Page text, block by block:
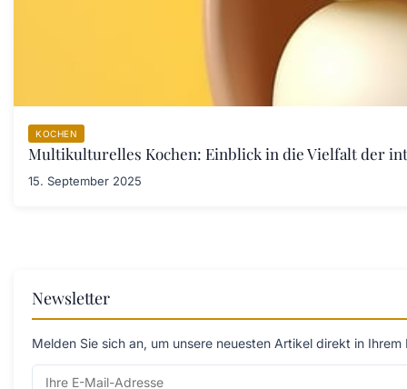
KOCHEN
Multikulturelles Kochen: Einblick in die Vielfalt der
15. September 2025
Newsletter
Melden Sie sich an, um unsere neuesten Artikel direkt in